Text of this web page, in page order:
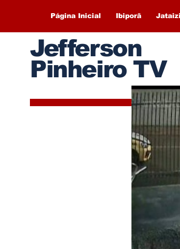
Página Inicial Ibiporã
Jefferson
Pinheiro TV